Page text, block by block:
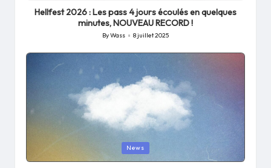
Hellfest 2026 : Les pass 4 jours écoulés en quelques
minutes, NOUVEAU RECORD !
Posted
by
ByWass 8 juillet 2025
in
News